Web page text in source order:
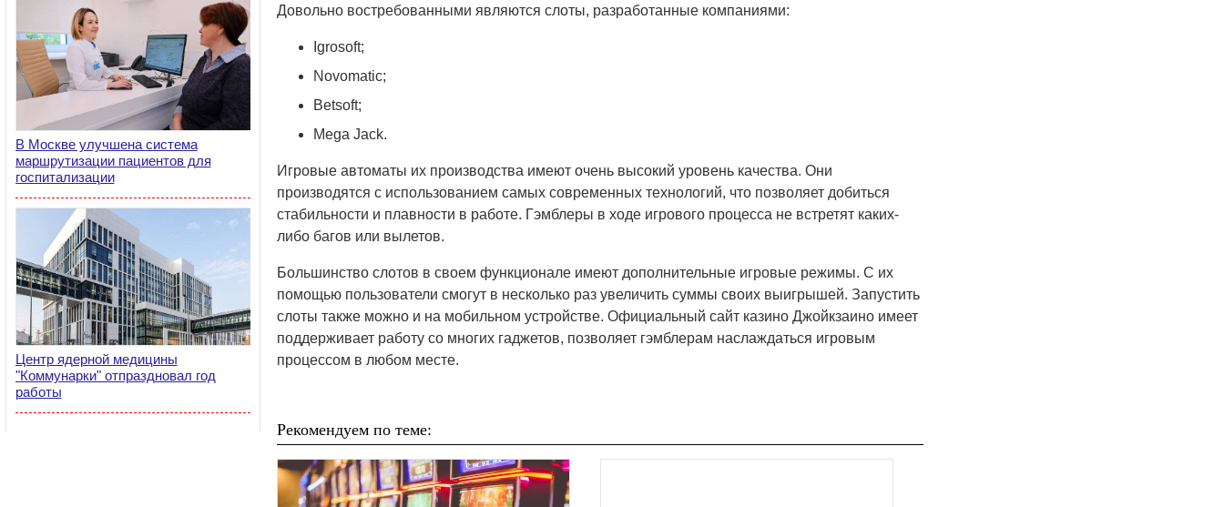
В Москве улучшена система
маршрутизации пациентов для
госпитализации
Центр ядерной медицины
"Коммунарки" отпраздновал год
работы
Довольно востребованными являются слоты, разработанные компаниями:
Igrosoft;
Novomatic;
Betsoft;
Mega Jack.
Игровые автоматы их производства имеют очень высокий уровень качества. Они
производятся с использованием самых современных технологий, что позволяет добиться
стабильности и плавности в работе. Гэмблеры в ходе игрового процесса не встретят каких-
либо багов или вылетов.
Большинство слотов в своем функционале имеют дополнительные игровые режимы. С их
помощью пользователи смогут в несколько раз увеличить суммы своих выигрышей. Запустить
слоты также можно и на мобильном устройстве. Официальный сайт казино Джойкзаино имеет
поддерживает работу со многих гаджетов, позволяет гэмблерам наслаждаться игровым
процессом в любом месте.
Рекомендуем по теме: